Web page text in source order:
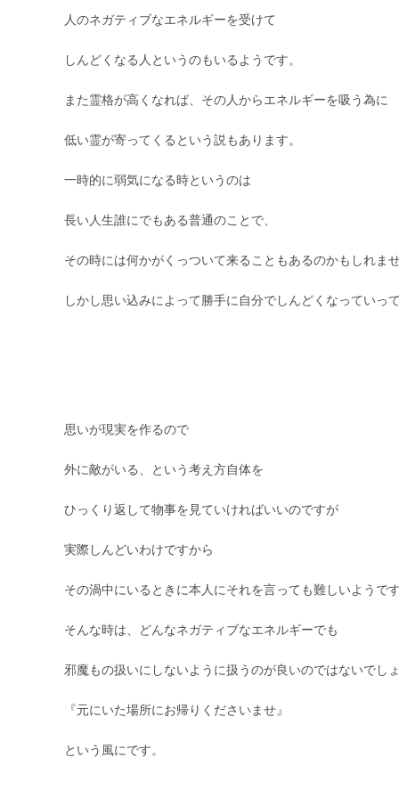
人のネガティブなエネルギーを受けて
しんどくなる人というのもいるようです。
また霊格が高くなれば、その人からエネルギーを吸う為に
低い霊が寄ってくるという説もあります。
一時的に弱気になる時というのは
長い人生誰にでもある普通のことで、
その時には何かがくっついて来ることもあるのかもしれませ
しかし思い込みによって勝手に自分でしんどくなっていっ
思いが現実を作るので
外に敵がいる、という考え方自体を
ひっくり返して物事を見ていければいいのですが
実際しんどいわけですから
その渦中にいるときに本人にそれを言っても難しいようです
そんな時は、どんなネガティブなエネルギーでも
邪魔もの扱いにしないように扱うのが良いのではないでしょ
『元にいた場所にお帰りくださいませ』
という風にです。